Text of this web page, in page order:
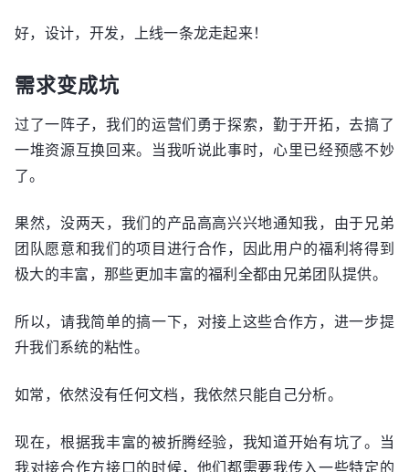
好，设计，开发，上线一条龙走起来！
需求变成坑
过了一阵子，我们的运营们勇于探索，勤于开拓，去搞了
一堆资源互换回来。当我听说此事时，心里已经预感不妙
了。
果然，没两天，我们的产品高高兴兴地通知我，由于兄弟
团队愿意和我们的项目进行合作，因此用户的福利将得到
极大的丰富，那些更加丰富的福利全都由兄弟团队提供。
所以，请我简单的搞一下，对接上这些合作方，进一步提
升我们系统的粘性。
如常，依然没有任何文档，我依然只能自己分析。
现在，根据我丰富的被折腾经验，我知道开始有坑了。当
我对接合作方接口的时候，他们都需要我传入一些特定的